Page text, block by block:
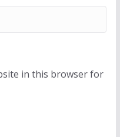
in this browser for